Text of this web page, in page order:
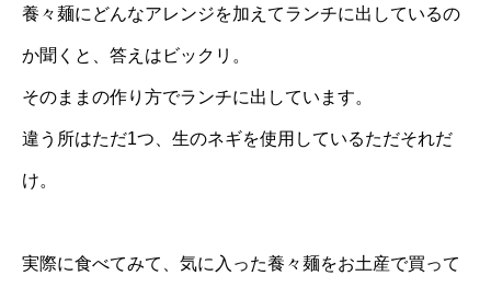
養々麺にどんなアレンジを加えてランチに出しているの
か聞くと、答えはビックリ。
そのままの作り方でランチに出しています。
違う所はただ1つ、生のネギを使用しているただそれだ
け。
実際に食べてみて、気に入った養々麺をお土産で買って